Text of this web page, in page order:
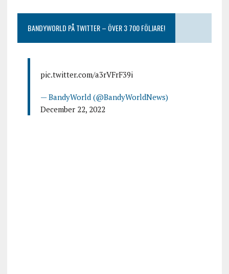
BANDYWORLD PÅ TWITTER – ÖVER 3 700 FÖLJARE!
pic.twitter.com/a3rVFrF39i
— BandyWorld (@BandyWorldNews)
December 22, 2022